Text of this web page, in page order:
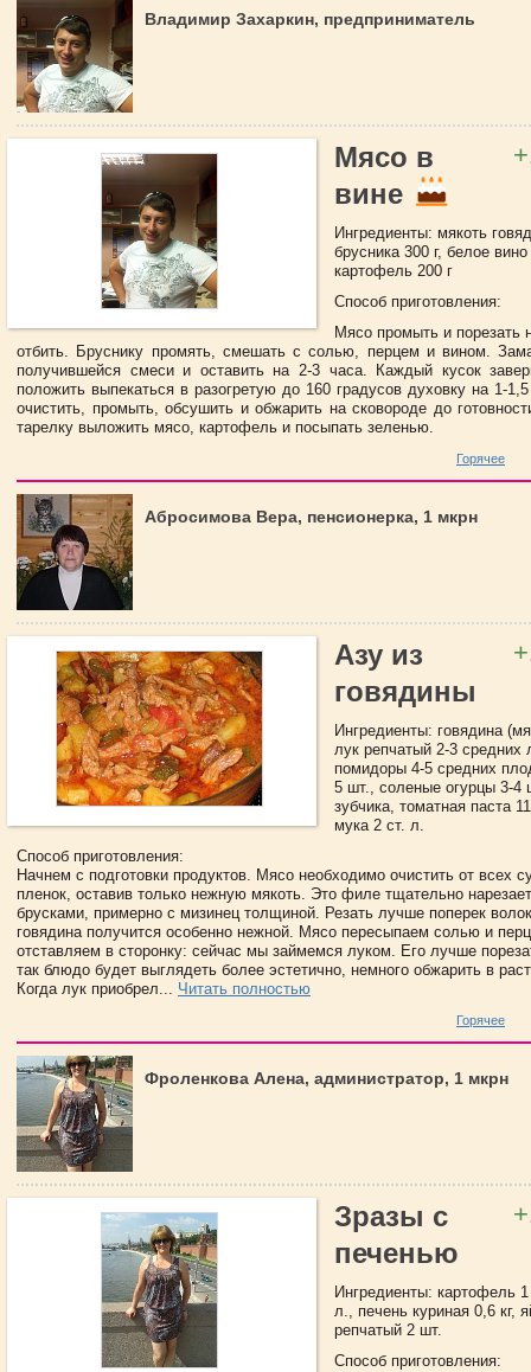
Владимир Захаркин, предприниматель
Мясо в
вине
Ингредиенты: мякоть
брусника 300 г, белое
картофель 200 г
Способ приготовления:
Мясо промыть и порезать
отбить. Бруснику промять, смешать с солью, перцем и вином.
получившейся смеси и оставить на 2-3 часа. Каждый кусок
положить выпекаться в разогретую до 160 градусов духовку на 1-
очистить, промыть, обсушить и обжарить на сковороде до
тарелку выложить мясо, картофель и посыпать зеленью.
Горячее
Абросимова Вера, пенсионерка, 1 мкрн
Азу из
говядины
Ингредиенты: говядина
лук репчатый 2-3 средних
помидоры 4-5 средних
5 шт., соленые огурцы 3-4
зубчика, томатная паста
мука 2 ст. л.
Способ приготовления:
Начнем с подготовки продуктов. Мясо необходимо очистить от всех
пленок, оставив только нежную мякоть. Это филе тщательно
брусками, примерно с мизинец толщиной. Резать лучше поперек
говядина получится особенно нежной. Мясо пересыпаем солью и
отставляем в сторонку: сейчас мы займемся луком. Его лучше
так блюдо будет выглядеть более эстетично, немного обжарить в
Когда лук приобрел... Читать полностью
Горячее
Фроленкова Алена, администратор, 1 мкрн
Зразы с
печенью
Ингредиенты: картофель 1
л., печень куриная 0,6 кг,
репчатый 2 шт.
Способ приготовления: